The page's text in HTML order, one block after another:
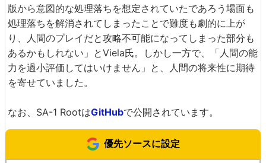
版から意図的な処理落ちを想定されていたであろう場面も
処理落ちを解消されてしまったことで難度も劇的に上が
り、人間のプレイだと攻略不可能になってしまった部分も
あるかもしれない」とViela氏。しかし一方で、「人間の能
力を過小評価してはいけません」と、人間の将来性に期待
を寄せていました。
なお、SA-1 RootはGitHubで公開されています。
優先ソースに設定